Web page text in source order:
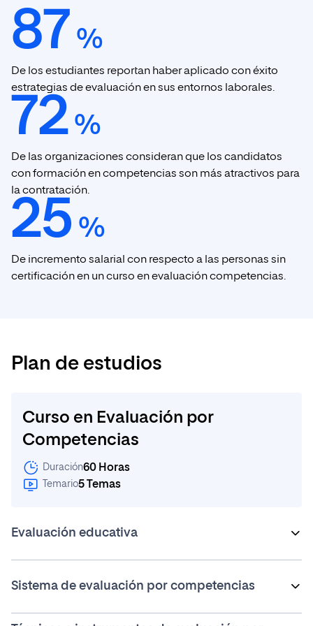
87 %
De los estudiantes reportan haber aplicado con éxito
estrategias de evaluación en sus entornos laborales.
72 %
De las organizaciones consideran que los candidatos
con formación en competencias son más atractivos para
la contratación.
25 %
De incremento salarial con respecto a las personas sin
certificación en un curso en evaluación competencias.
Plan de estudios
Curso en Evaluación por
Competencias
Duración60 Horas
Temario5 Temas
Evaluación educativa
Modelo tradicional de evaluación educativa
Sistema de evaluación por competencias